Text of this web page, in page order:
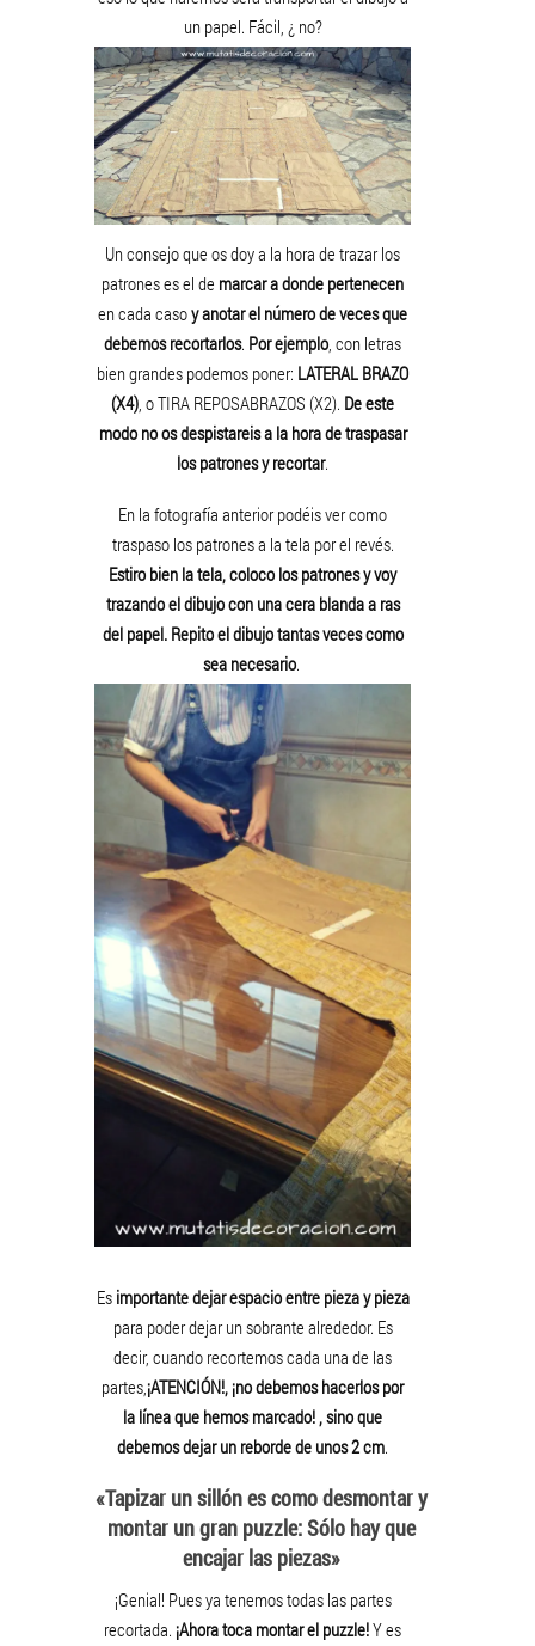
un papel. Fácil, ¿ no?
Un consejo que os doy a la hora de trazar los
patrones es el de marcar a donde pertenecen
en cada casoy anotar el número de veces que
debemos recortarlos. Por ejemplo, con letras
bien grandes podemos poner: LATERAL BRAZO
(X4), o TIRA REPOSABRAZOS (X2). De este
modo no os despistareis a la hora de traspasar
los patrones y recortar.
En la fotografía anterior podéis ver como
traspaso los patrones a la tela por el revés.
Estiro bien la tela, coloco los patrones y voy
trazando el dibujo con una cera blanda a ras
del papel. Repito el dibujo tantas veces como
sea necesario.
Esimportante dejar espacio entre pieza y pieza
para poder dejar un sobrante alrededor. Es
decir, cuando recortemos cada una de las
partes,¡ATENCIÓN!, ¡no debemos hacerlos por
la línea que hemos marcado! , sino que
debemos dejar un reborde de unos 2 cm.
«Tapizar un sillón es como desmontar y
montar un gran puzzle: Sólo hay que
encajar las piezas»
¡Genial! Pues ya tenemos todas las partes
recortada. ¡Ahora toca montar el puzzle!Y es